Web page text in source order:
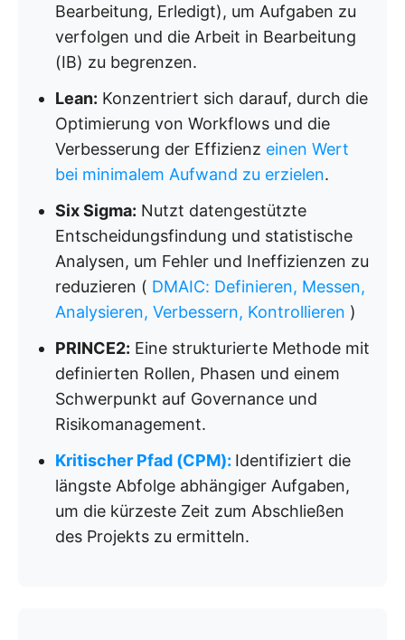
Bearbeitung, Erledigt), um Aufgaben zu
verfolgen und die Arbeit in Bearbeitung
(IB) zu begrenzen.
Lean: Konzentriert sich darauf, durch die
Optimierung von Workflows und die
Verbesserung der Effizienz einen Wert
bei minimalem Aufwand zu erzielen.
Six Sigma: Nutzt datengestützte
Entscheidungsfindung und statistische
Analysen, um Fehler und Ineffizienzen zu
reduzieren ( DMAIC: Definieren, Messen,
Analysieren, Verbessern, Kontrollieren )
PRINCE2: Eine strukturierte Methode mit
definierten Rollen, Phasen und einem
Schwerpunkt auf Governance und
Risikomanagement.
Kritischer Pfad (CPM): Identifiziert die
längste Abfolge abhängiger Aufgaben,
um die kürzeste Zeit zum Abschließen
des Projekts zu ermitteln.